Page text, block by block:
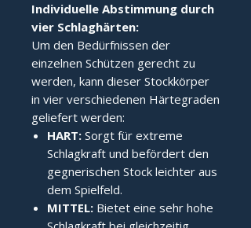
Individuelle Abstimmung durch
vier Schlaghärten:
Um den Bedürfnissen der
einzelnen Schützen gerecht zu
werden, kann dieser Stockkörper
in vier verschiedenen Härtegraden
geliefert werden:
HART: Sorgt für extreme
Schlagkraft und befördert den
gegnerischen Stock leichter aus
dem Spielfeld.
MITTEL: Bietet eine sehr hohe